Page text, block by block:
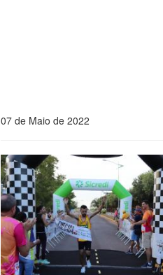
07 de Maio de 2022